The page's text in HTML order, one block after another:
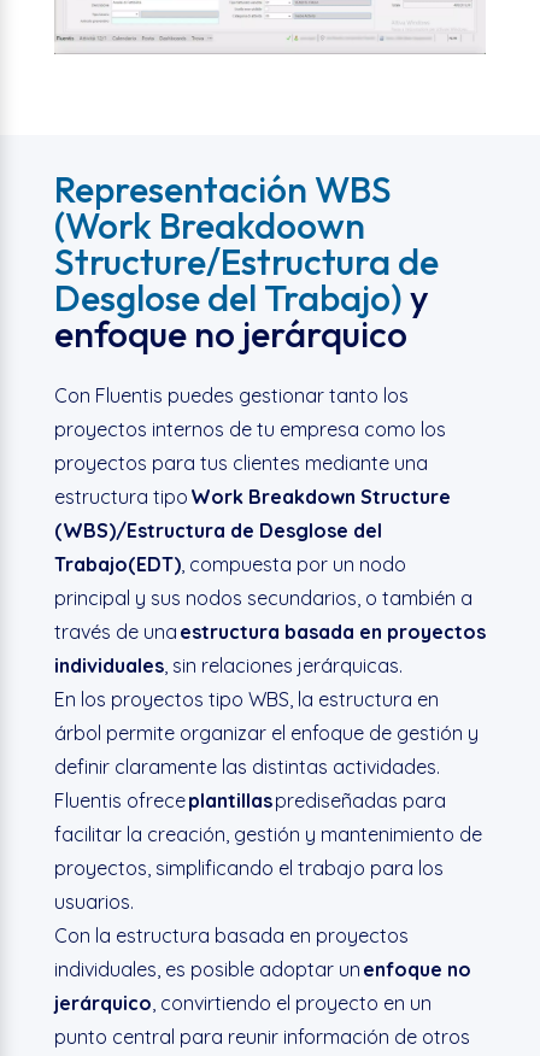
Representación WBS
(Work Breakdoown
Structure/Estructura de
Desglose del Trabajo)y
enfoque no jerárquico
Con Fluentis puedes gestionar tanto los
proyectos internos de tu empresa como los
proyectos para tus clientes mediante una
estructura tipo Work Breakdown Structure
(WBS)/Estructura de Desglose del
Trabajo(EDT), compuesta por un nodo
principal y sus nodos secundarios, o también a
través de una estructura basada en proyectos
individuales, sin relaciones jerárquicas.
En los proyectos tipo WBS, la estructura en
árbol permite organizar el enfoque de gestión y
definir claramente las distintas actividades.
Fluentis ofreceplantillasprediseñadas para
facilitar la creación, gestión y mantenimiento de
proyectos, simplificando el trabajo para los
usuarios.
Con la estructura basada en proyectos
individuales, es posible adoptar un enfoque no
jerárquico , convirtiendo el proyecto en un
punto central para reunir información de otros